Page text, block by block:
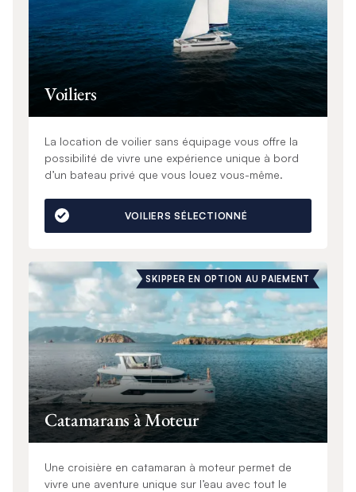
Voiliers
La location de voilier sans équipage vous offre la
possibilité de vivre une expérience unique à bord
d’un bateau privé que vous louez vous-même.
VOILIERS SÉLECTIONNÉ
SKIPPER EN OPTION AU PAIEMENT
Catamarans à Moteur
Une croisière en catamaran à moteur permet de
vivre une aventure unique sur l’eau avec tout le